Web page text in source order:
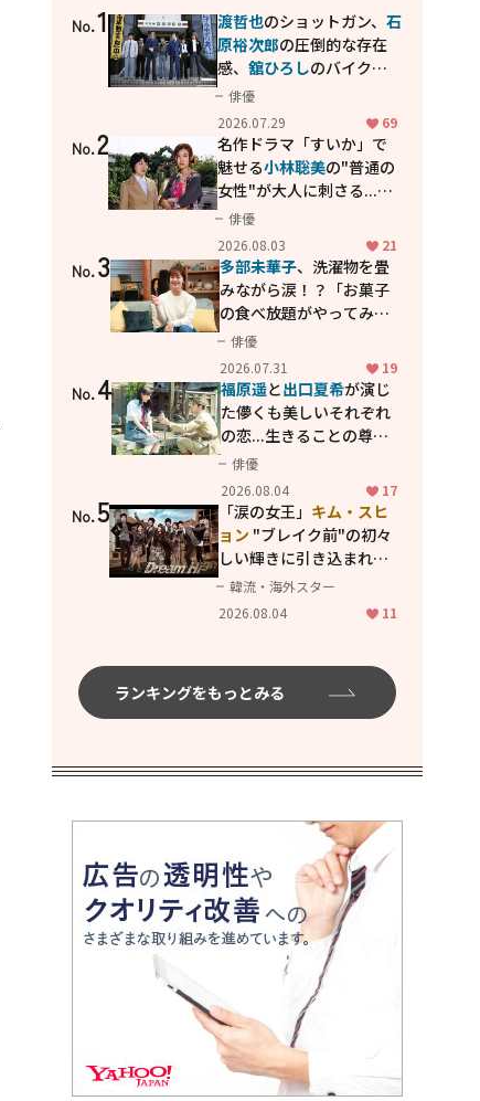
No.1 渡哲也のショットガン、石
原裕次郎の圧倒的な存在
感、舘ひろしのバイクア
クション！"大門軍団"の
カッコよさが詰まった
「西部警察 PART-II」
俳優
2026.07.29
69
No.2
名作ドラマ「すいか」で
魅せる小林聡美の"普通の
女性"が大人に刺さる...映
画「かもめ食堂」にも通
じる静かな芝居
俳優
2026.08.03
21
No.3 多部未華子、洗濯物を畳
みながら涙！？「お菓子
の食べ放題がやってみた
い」ハンディファン4台の
暑さ対策も明かす
俳優
2026.07.31
19
No.4 福原遥と出口夏希が演じ
た儚くも美しいそれぞれ
の恋...生きることの尊さ
を教えてくれた映画「あ
の花が咲く丘で、君とま
た出会えたら。」
俳優
2026.08.04
17
No.5 「涙の女王」 キム・スヒ
ョン "ブレイク前"の初々
しい輝きに引き込まれ
る...2PM テギョン
共演の青春名作「ドリー
韓流・海外スター
2026.08.04
11
ランキングをもっとみる